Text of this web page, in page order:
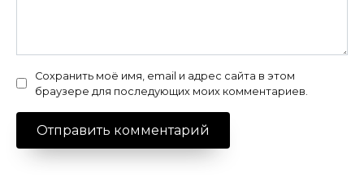
Сохранить моё имя, email и адрес сайта в этом
браузере для последующих моих комментариев.